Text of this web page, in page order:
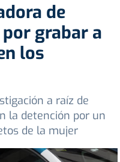
de
grabar a
los
a raíz de
la detención por un
de la mujer